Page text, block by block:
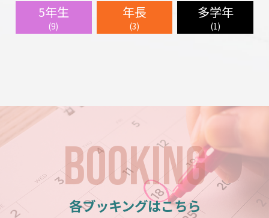
5年生
(9)
年長
(3)
多学年
(1)
BOOKING
各ブッキングはこちら